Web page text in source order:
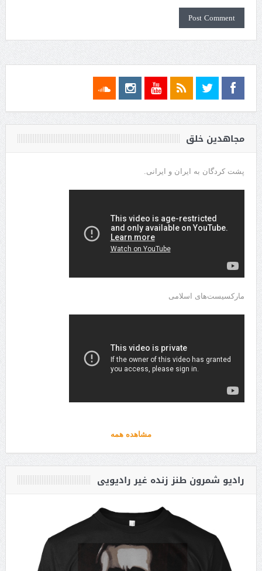
مجاهدین خلق
پشت کردگان به ایران و ایرانی.
مارکسیست‌های اسلامی
مشاهده همه
رادیو شمرون طنز زنده غیر رادیویی